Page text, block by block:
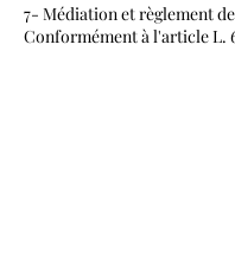
7- Médiation et règlement
Conformément à l'article L.